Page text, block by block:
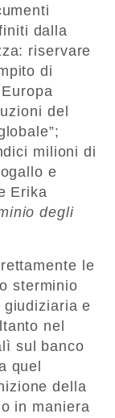
dalla
riservare
di
del
milioni di
e
Erika
degli
le
sterminio
giudiziaria e
nel
sul banco
quel
della
in maniera